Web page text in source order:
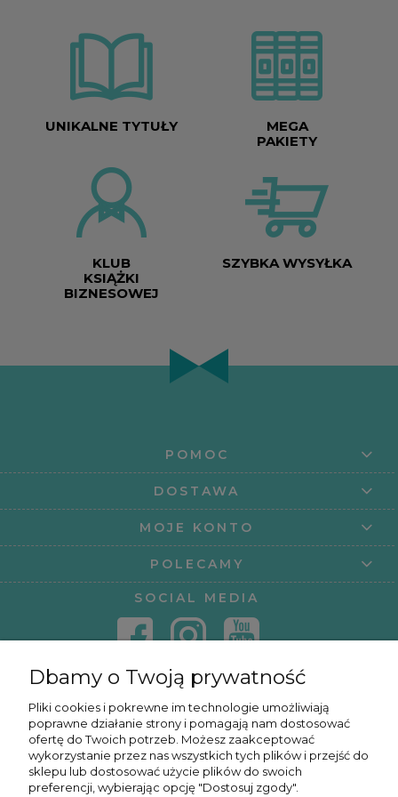
UNIKALNE TYTUŁY
MEGA
PAKIETY
KLUB
KSIĄŻKI
BIZNESOWEJ
SZYBKA WYSYŁKA
POMOC
DOSTAWA
MOJE KONTO
POLECAMY
SOCIAL MEDIA
KURSY ONLINE
Dbamy o Twoją prywatność
Pliki cookies i pokrewne im technologie umożliwiają
poprawne działanie strony i pomagają nam dostosować
ofertę do Twoich potrzeb. Możesz zaakceptować
wykorzystanie przez nas wszystkich tych plików i przejść do
sklepu lub dostosować użycie plików do swoich
preferencji, wybierając opcję "Dostosuj zgody".